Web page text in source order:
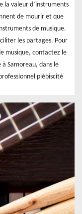
la valeur d’instruments
de mourir et que
de musique.
les partages. Pour
musique, contactez le
Samoreau, dans le
plébiscité